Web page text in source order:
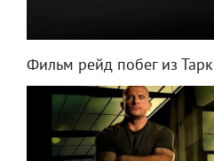
Фильм рейд побег из